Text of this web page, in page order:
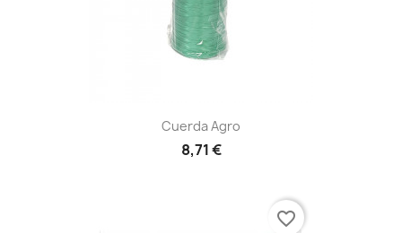
Cuerda Agro
8,71 €
favorite_border